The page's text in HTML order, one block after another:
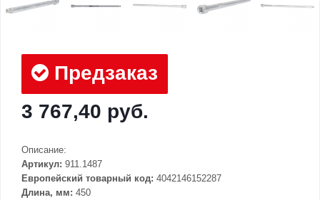
Предзаказ
3 767,40 руб.
Описание:
Артикул: 911.1487
Европейский товарный код: 4042146152287
Длина, мм: 450